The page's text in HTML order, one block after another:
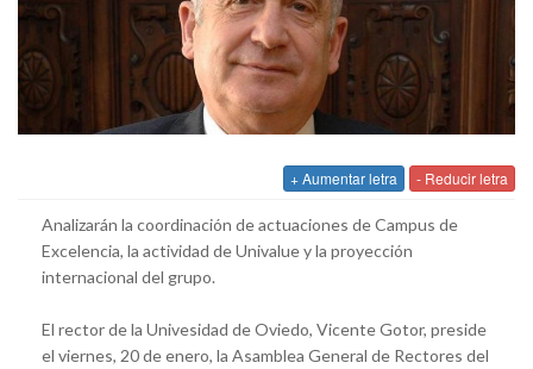
+ Aumentar letra - Reducir letra
Analizarán la coordinación de actuaciones de Campus de
Excelencia, la actividad de Univalue y la proyección
internacional del grupo.
El rector de la Univesidad de Oviedo, Vicente Gotor, preside
el viernes, 20 de enero, la Asamblea General de Rectores del